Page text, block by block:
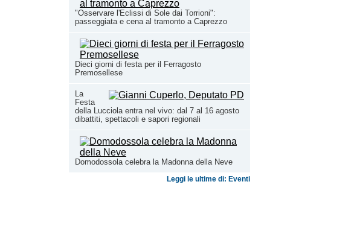
"Osservare l'Eclissi di Sole dai Torrioni":
passeggiata e cena al tramonto a Caprezzo
Dieci giorni di festa per il Ferragosto
Premosellese
La
Festa
della Lucciola entra nel vivo: dal 7 al 16 agosto
dibattiti, spettacoli e sapori regionali
Domodossola celebra la Madonna della Neve
Leggi le ultime di: Eventi